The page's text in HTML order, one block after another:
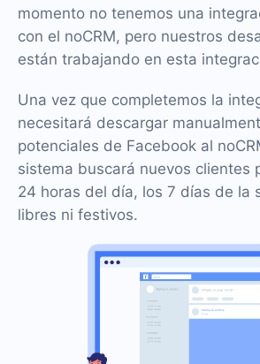
momento no tenemos una
con el noCRM, pero nuestros
están trabajando en esta
Una vez que completemos la
necesitará descargar
potenciales de Facebook al
sistema buscará nuevos clientes
24 horas del día, los 7 días de la
libres ni festivos.